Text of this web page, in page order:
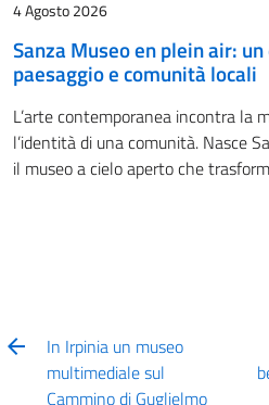
4 Agosto 2026
Sanza Museo en plein air:
paesaggio e comunità locali
L’arte contemporanea incontra la
l’identità di una comunità. Nasce
il museo a cielo aperto che
In Irpinia un museo
multimediale sul
Cammino di Guglielmo